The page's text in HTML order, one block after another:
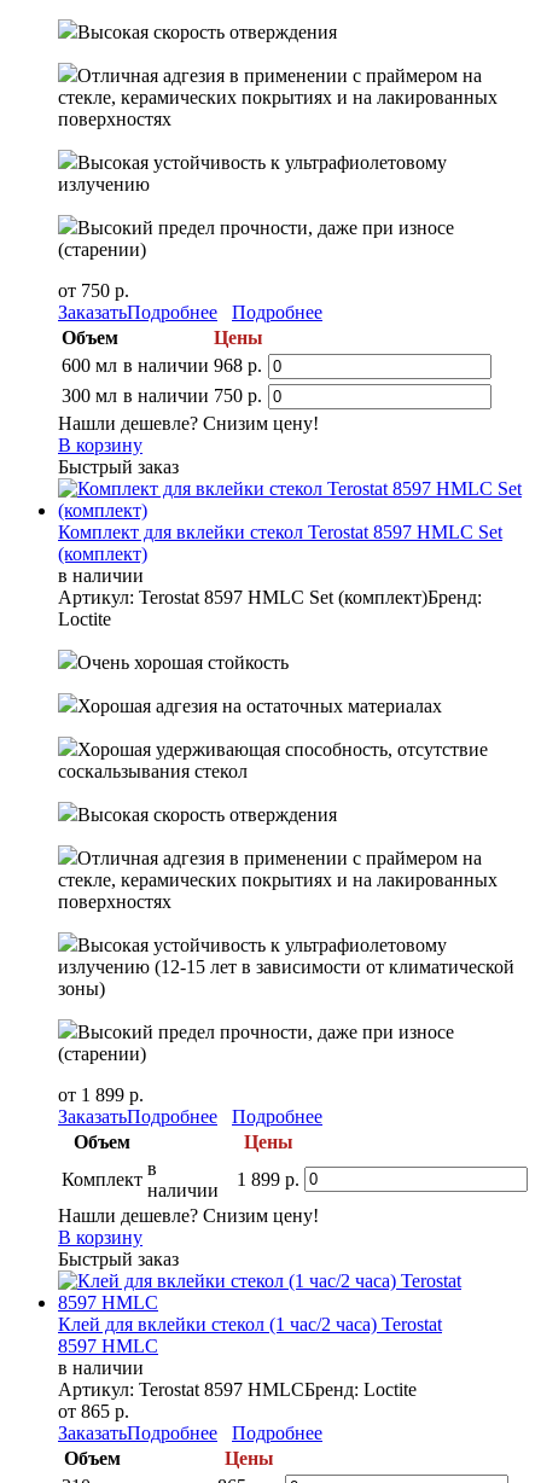
Высокая скорость отверждения
Отличная адгезия в применении с праймером на
стекле, керамических покрытиях и на лакированных
поверхностях
Высокая устойчивость к ультрафиолетовому
излучению
Высокий предел прочности, даже при износе
(старении)
от 750 р.
ЗаказатьПодробнее
Подробнее
Объем
Цены
600 мл в наличии 968 р.
300 мл в наличии 750 р.
Нашли дешевле? Снизим цену!
В корзину
Быстрый заказ
Комплект для вклейки стекол Terostat 8597 HMLC Set
(комплект)
в наличии
Артикул: Terostat 8597 HMLC Set (комплект)Бренд:
Loctite
Очень хорошая стойкость
Хорошая адгезия на остаточных материалах
Хорошая удерживающая способность, отсутствие
соскальзывания стекол
Высокая скорость отверждения
Отличная адгезия в применении с праймером на
стекле, керамических покрытиях и на лакированных
поверхностях
Высокая устойчивость к ультрафиолетовому
излучению (12-15 лет в зависимости от климатической
зоны)
Высокий предел прочности, даже при износе
(старении)
от 1 899 р.
ЗаказатьПодробнее
Подробнее
Объем
Цены
Комплект
в
наличии
1 899 р.
Нашли дешевле? Снизим цену!
В корзину
Быстрый заказ
Клей для вклейки стекол (1 час/2 часа) Terostat
8597 HMLC
в наличии
Артикул: Terostat 8597 HMLCБренд: Loctite
от 865 р.
ЗаказатьПодробнее
Подробнее
Объем
Цены